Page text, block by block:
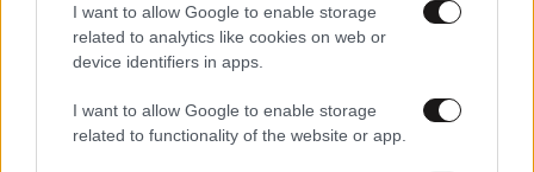
I want to allow Google to enable storage
related to analytics like cookies on web or
device identifiers in apps.
I want to allow Google to enable storage
related to functionality of the website or app.
89χρονος πιστολέρο
έπρεπε να μπουκάρω να σας ξεφτιλίσω για να λάβετε
μέτρα, τσπ κάλλιο αργά παρά ποτέ...!